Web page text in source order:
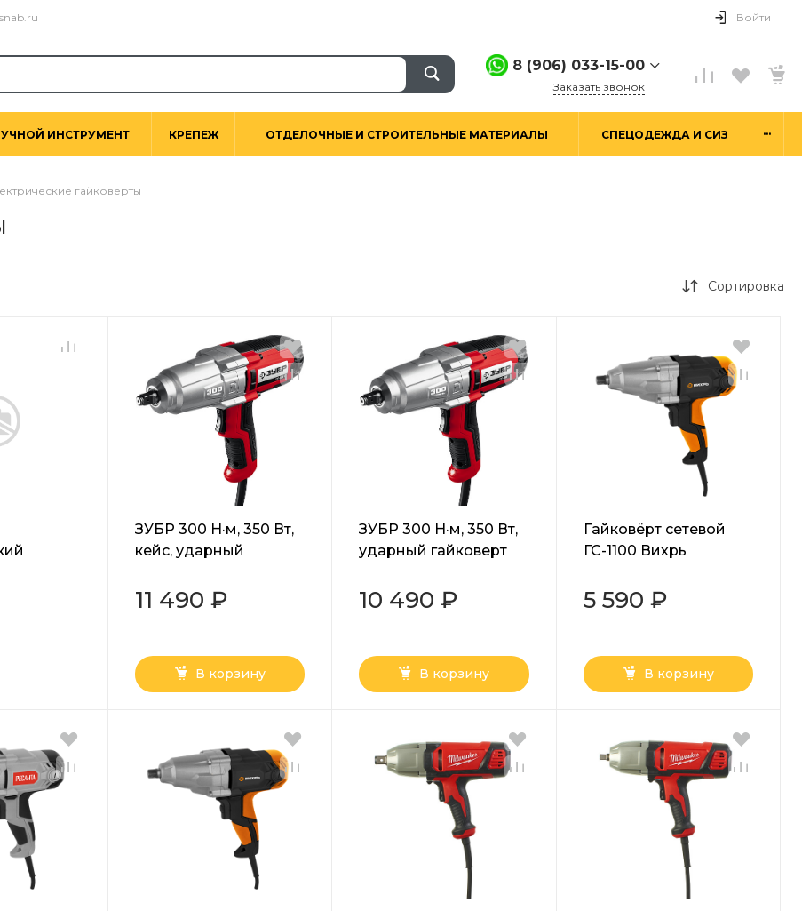
Войти
8 (906) 033-15-00
г. Москва,
Заказать звонок
ИНСТРУМЕНТ КРЕПЕЖ ОТДЕЛОЧНЫЕ И СТРОИТЕЛЬНЫЕ МАТЕРИАЛЫ СПЕЦОДЕЖДА И СИЗ ...
гайковерты
Сортировка
ЗУБР 300 Н·м, 350 Вт,
кейс, ударный
11 490 ₽
В корзину
ЗУБР 300 Н·м, 350 Вт,
ударный гайковерт
10 490 ₽
В корзину
Гайковёрт сетевой
ГС-1100 Вихрь
5 590 ₽
В корзину